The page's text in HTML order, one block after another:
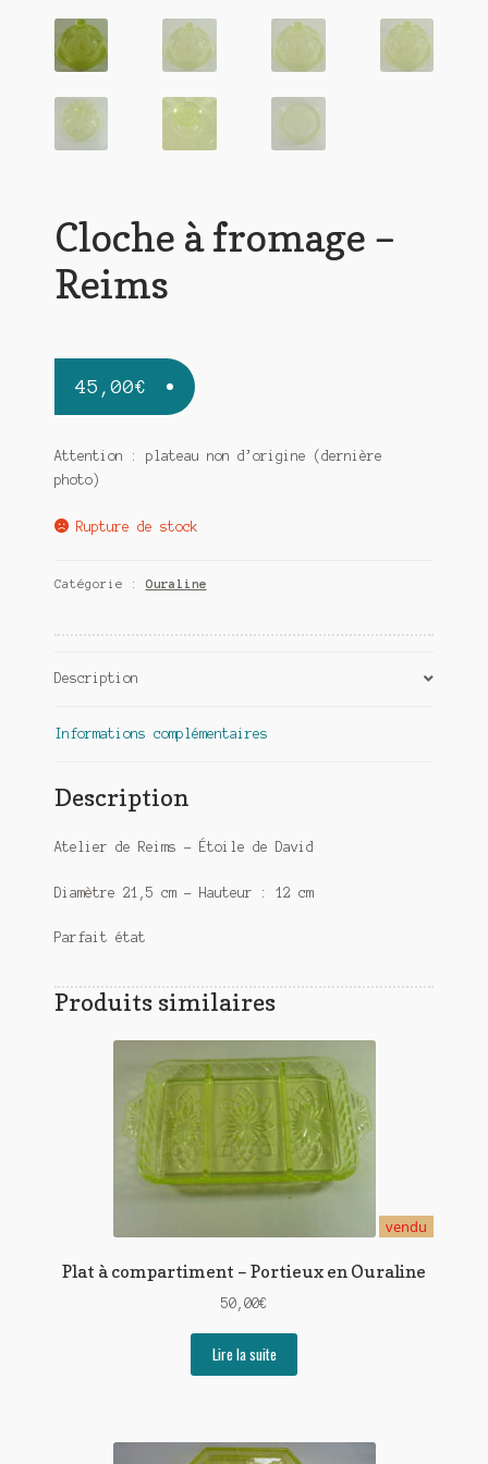
Cloche à fromage –
Reims
45,00€
Attention : plateau non d’origine (dernière
photo)
Rupture de stock
Catégorie : Ouraline
Description
Informations complémentaires
Description
Atelier de Reims – Étoile de David
Diamètre 21,5 cm – Hauteur : 12 cm
Parfait état
Produits similaires
vendu
Plat à compartiment – Portieux en Ouraline
50,00€
Lire la suite